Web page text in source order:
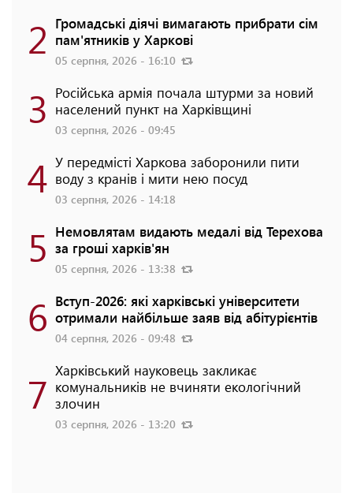
2 Громадські діячі вимагають прибрати сім
пам'ятників у Харкові
05 серпня, 2026 - 16:10
3 Російська армія почала штурми за новий
населений пункт на Харківщині
03 серпня, 2026 - 09:45
4 У передмісті Харкова заборонили пити
воду з кранів і мити нею посуд
03 серпня, 2026 - 14:18
5 Немовлятам видають медалі від Терехова
за гроші харків'ян
05 серпня, 2026 - 13:38
6 Вступ-2026: які харківські університети
отримали найбільше заяв від абітурієнтів
04 серпня, 2026 - 09:48
7 Харківський науковець закликає
комунальників не вчиняти екологічний
злочин
03 серпня, 2026 - 13:20